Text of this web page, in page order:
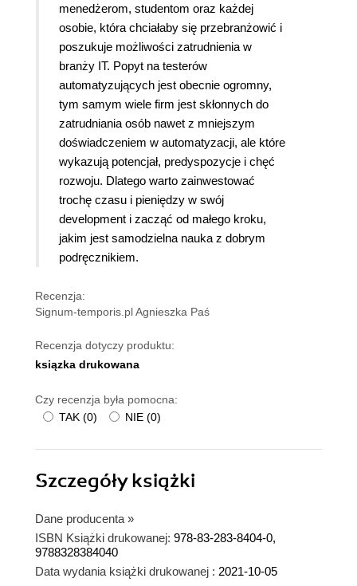
menedżerom, studentom oraz każdej
osobie, która chciałaby się przebranżowić i
poszukuje możliwości zatrudnienia w
branży IT. Popyt na testerów
automatyzujących jest obecnie ogromny,
tym samym wiele firm jest skłonnych do
zatrudniania osób nawet z mniejszym
doświadczeniem w automatyzacji, ale które
wykazują potencjał, predyspozycje i chęć
rozwoju. Dlatego warto zainwestować
trochę czasu i pieniędzy w swój
development i zacząć od małego kroku,
jakim jest samodzielna nauka z dobrym
podręcznikiem.
Recenzja:
Signum-temporis.pl Agnieszka Paś
Recenzja dotyczy produktu:
ksiązka drukowana
Czy recenzja była pomocna:
TAK (0) NIE (0)
Szczegółyksiążki
Dane producenta »
ISBN Książki drukowanej: 978-83-283-8404-0,
9788328384040
Data wydania książki drukowanej : 2021-10-05